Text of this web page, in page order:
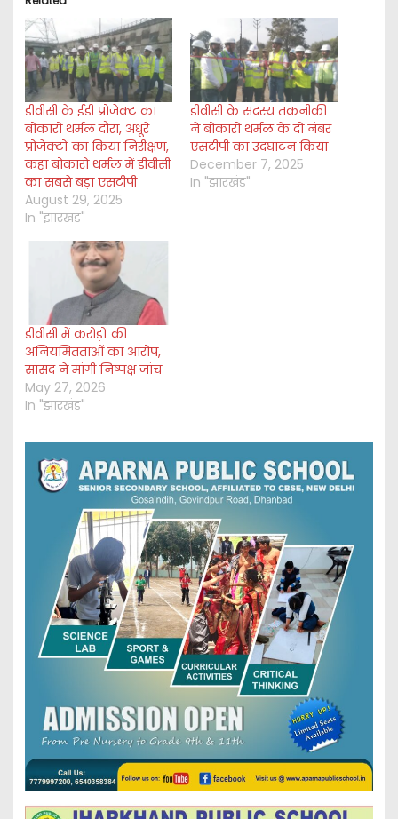
n
g
…
डीवीसी के ईडी प्रोजेक्ट का
बोकारो थर्मल दौरा, अधूरे
प्रोजेक्टों का किया निरीक्षण,
कहा बोकारो थर्मल में डीवीसी
का सबसे बड़ा एसटीपी
August 29, 2025
In "झारखंड"
डीवीसी के सदस्य तकनीकी
ने बोकारो थर्मल के दो नंबर
एसटीपी का उदघाटन किया
December 7, 2025
In "झारखंड"
डीवीसी में करोड़ों की
अनियमितताओं का आरोप,
सांसद ने मांगी निष्पक्ष जांच
May 27, 2026
In "झारखंड"